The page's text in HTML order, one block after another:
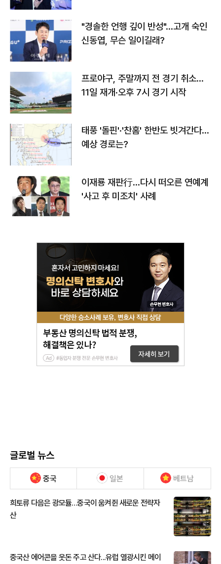
"경솔한 언행 깊이 반성"…고개 숙인
신동엽, 무슨 일이길래?
프로야구, 주말까지 전 경기 취소…
11일 재개·오후 7시 경기 시작
태풍 '돌핀'·'찬홈' 한반도 빗겨간다…
예상 경로는?
이재룡 재판行…다시 떠오른 연예계
'사고 후 미조치' 사례
글로벌 뉴스
중국 일본 베트남
희토류 다음은 광모듈…중국이 움켜쥔 새로운 전략자
산
중국산 에어콘을 웃돈 주고 산다...유럽 열광시킨 메이